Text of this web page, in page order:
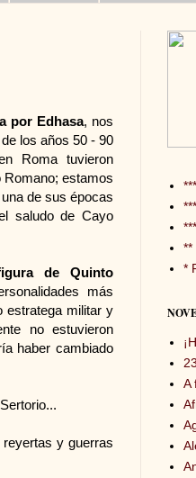
por Edhasa, nos
los años 50 - 90
Roma tuvieron
Romano; estamos
de sus épocas
saludo de Cayo
de Quinto
más
estratega militar y
no estuvieron
haber cambiado
y guerras
**
*
A